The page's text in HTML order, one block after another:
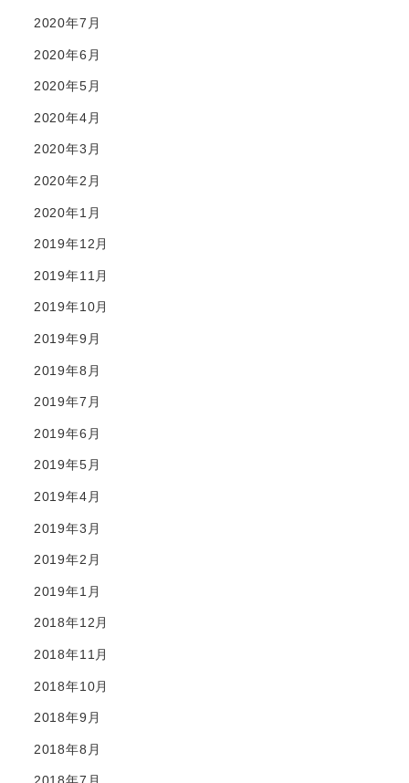
2020年7月
2020年6月
2020年5月
2020年4月
2020年3月
2020年2月
2020年1月
2019年12月
2019年11月
2019年10月
2019年9月
2019年8月
2019年7月
2019年6月
2019年5月
2019年4月
2019年3月
2019年2月
2019年1月
2018年12月
2018年11月
2018年10月
2018年9月
2018年8月